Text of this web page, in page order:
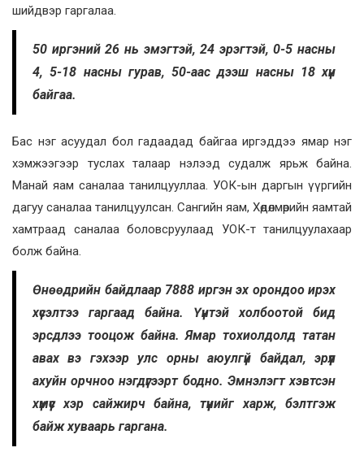
шийдвэр гаргалаа.
50 иргэний 26 нь эмэгтэй, 24 эрэгтэй, 0-5 насны
4, 5-18 насны гурав, 50-аас дээш насны 18 хүн
байгаа.
Бас нэг асуудал бол гадаадад байгаа иргэддээ ямар нэг
хэмжээгээр туслах талаар нэлээд судалж ярьж байна.
Манай яам саналаа танилцууллаа. УОК-ын даргын үүргийн
дагуу саналаа танилцуулсан. Сангийн яам, Хөдөлмөрийн яамтай
хамтраад саналаа боловсруулаад УОК-т танилцуулахаар
болж байна.
Өнөөдрийн байдлаар 7888 иргэн эх орондоо ирэх
хүсэлтээ гаргаад байна. Үүнтэй холбоотой бид
эрсдлээ тооцож байна. Ямар тохиолдолд татан
авах вэ гэхээр улс орны аюулгүй байдал, эрүүл
ахуйн орчноо нэгдүгээрт бодно. Эмнэлэгт хэвтсэн
хүмүүс хэр сайжирч байна, түүнийг харж, бэлтгэж
байж хуваарь гаргана.